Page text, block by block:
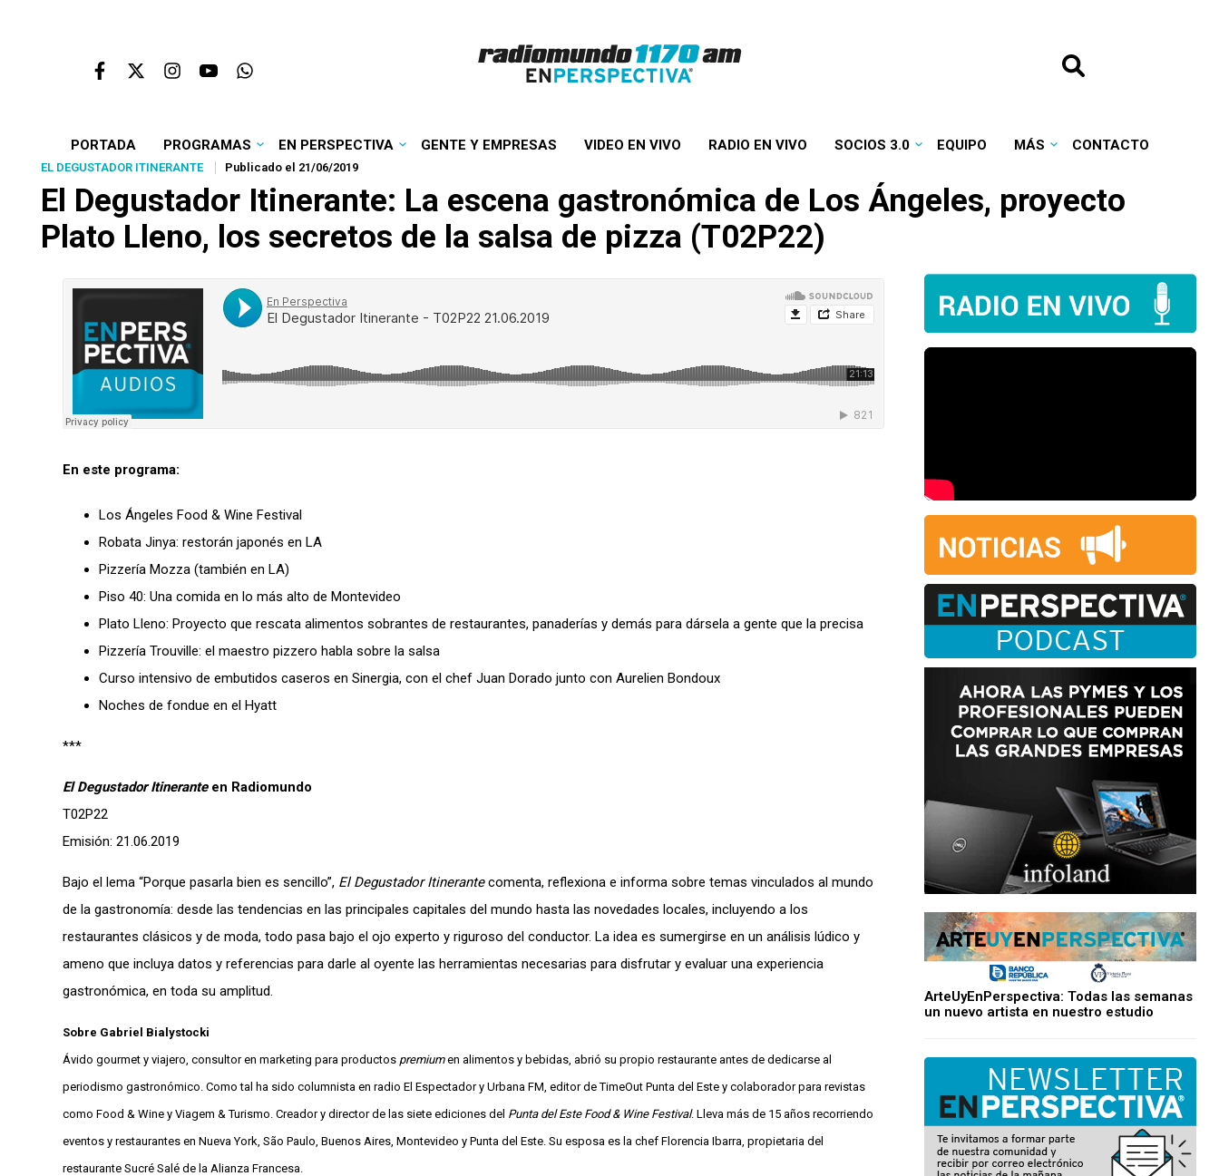
PORTADA PROGRAMAS EN PERSPECTIVA GENTE Y EMPRESAS VIDEO EN VIVO RADIO EN VIVO SOCIOS 3.0 EQUIPO MÁS CONTACTO
EL DEGUSTADOR ITINERANTE Publicado el 21/06/2019
El Degustador Itinerante: La escena gastronómica de Los Ángeles, proyecto
Plato Lleno, los secretos de la salsa de pizza (T02P22)
En este programa:
Los Ángeles Food & Wine Festival
Robata Jinya: restorán japonés en LA
Pizzería Mozza (también en LA)
Piso 40: Una comida en lo más alto de Montevideo
Plato Lleno: Proyecto que rescata alimentos sobrantes de restaurantes, panaderías y demás para dársela a gente que la precisa
Pizzería Trouville: el maestro pizzero habla sobre la salsa
Curso intensivo de embutidos caseros en Sinergia, con el chef Juan Dorado junto con Aurelien Bondoux
Noches de fondue en el Hyatt
***
El Degustador Itineranteen Radiomundo
T02P22
Emisión: 21.06.2019
Bajo el lema “Porque pasarla bien es sencillo”, El Degustador Itinerantecomenta, reflexiona e informa sobre temas vinculados al mundo
de la gastronomía: desde las tendencias en las principales capitales del mundo hasta las novedades locales, incluyendo a los
restaurantes clásicos y de moda, todo pasa bajo el ojo experto y riguroso del conductor. La idea es sumergirse en un análisis lúdico y
ameno que incluya datos y referencias para darle al oyente las herramientas necesarias para disfrutar y evaluar una experiencia
gastronómica, en toda su amplitud.
Sobre Gabriel Bialystocki
Ávido gourmet y viajero, consultor en marketing para productos premiumen alimentos y bebidas, abrió su propio restaurante antes de dedicarse al
periodismo gastronómico. Como tal ha sido columnista en radio El Espectador y Urbana FM, editor de TimeOut Punta del Este y colaborador para revistas
como Food & Wine y Viagem & Turismo. Creador y director de las siete ediciones del Punta del Este Food & Wine Festival. Lleva más de 15 años recorriendo
eventos y restaurantes en Nueva York, São Paulo, Buenos Aires, Montevideo y Punta del Este. Su esposa es la chef Florencia Ibarra, propietaria del
restaurante Sucré Salé de la Alianza Francesa.
ArteUyEnPerspectiva: Todas las semanas
un nuevo artista en nuestro estudio